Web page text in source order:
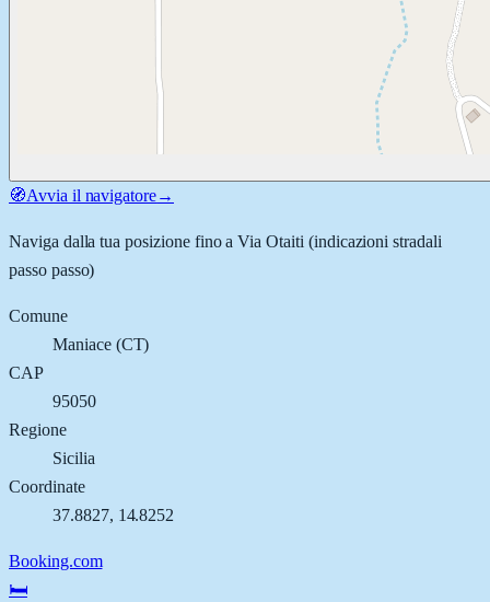
🧭Avvia il navigatore→
Naviga dalla tua posizione fino aVia Otaiti (indicazioni stradali
passo passo)
Comune
Maniace(CT)
CAP
95050
Regione
Sicilia
Coordinate
37.8827, 14.8252
Booking.com
🛏️